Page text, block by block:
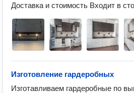
Доставка и стоимость Входит в
Изготовление гардеробных
Изготавливаем гардеробные по